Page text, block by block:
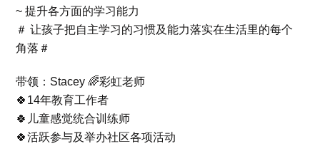
~ 提升各方面的学习能力
＃ 让孩子把自主学习的习惯及能力落实在生活里的每个
角落＃
带领：Stacey 🌈彩虹老师
🍀14年教育工作者
🍀儿童感觉统合训练师
🍀活跃参与及举办社区各项活动